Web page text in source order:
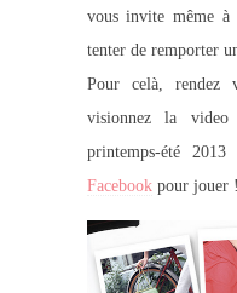
vous invite même
tenter de remporter
Pour celà, rendez
visionnez la
printemps-été
Facebookpour jouer !